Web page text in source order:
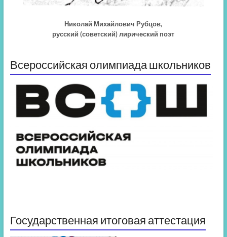
Николай Михайлович Рубцов,
русский (советский) лирический поэт
Всероссийская олимпиада школьников
Государственная итоговая аттестация